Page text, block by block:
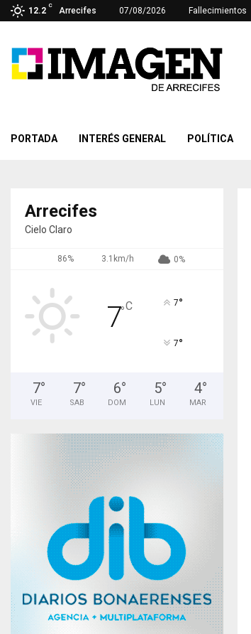
12.2
C
Arrecifes 07/08/2026 Fallecimientos
PORTADA INTERÉS GENERAL POLÍTICA
Arrecifes
Cielo Claro
86% 3.1km/h 0%
7°C 7°
7°
7°
VIE
7°
SAB
6°
DOM
5°
LUN
4°
MAR